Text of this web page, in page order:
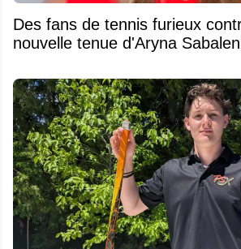
Des fans de tennis furieux
nouvelle tenue d'Aryna